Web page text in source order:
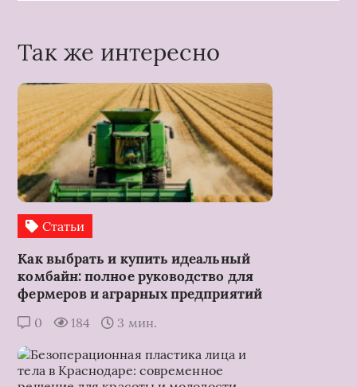
Так же интересно
Статьи
Как выбрать и купить идеальный
комбайн: полное руководство для
фермеров и аграрных предприятий
0 184 3 мин.